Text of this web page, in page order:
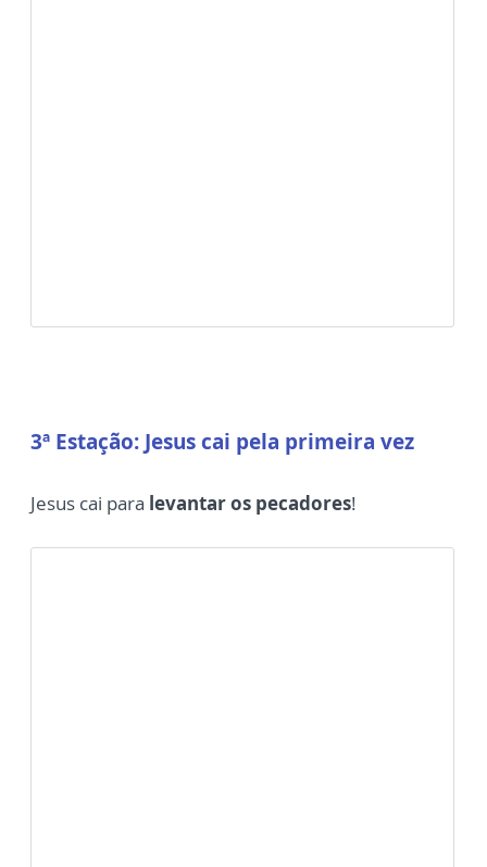
3ª Estação: Jesus cai pela primeira vez
Jesus cai para levantar os pecadores!